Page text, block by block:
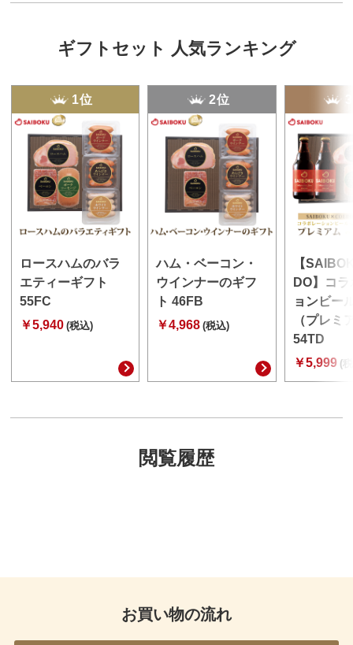
ギフトセット 人気ランキング
1位
ロースハムのバラ
エティーギフト
55FC
￥5,940 (税込)
2位
ハム・ベーコン・
ウインナーのギフ
ト 46FB
￥4,968 (税込)
【
DO】コ
ョンビー
（プレミ
54TD
￥5,999 (
閲覧履歴
お買い物の流れ